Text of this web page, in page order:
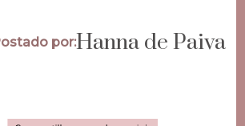
por:Hanna de Paiva